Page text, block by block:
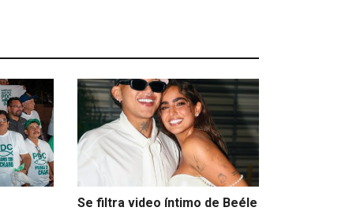
Se filtra video íntimo de Beéle